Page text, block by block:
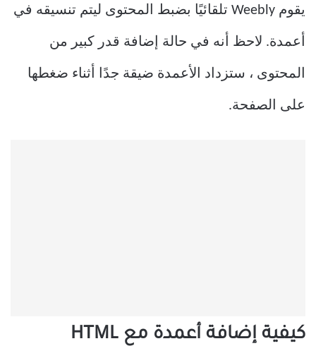
يقوم Weebly تلقائيًا بضبط المحتوى ليتم تنسيقه في
أعمدة. لاحظ أنه في حالة إضافة قدر كبير من
المحتوى ، ستزداد الأعمدة ضيقة جدًا أثناء ضغطها
على الصفحة.
كيفية إضافة أعمدة مع HTML